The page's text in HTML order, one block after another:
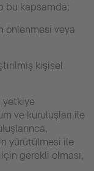
bu kapsamda;
önlenmesi veya
kişisel
yetkiye
ve kuruluşları ile
yürütülmesi ile
gerekli olması,